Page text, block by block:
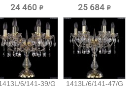
24 460 ₽ 25 684 ₽
6/141-39/G
1413L/6/141-47/G